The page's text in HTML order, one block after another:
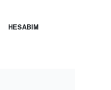
HESABIM